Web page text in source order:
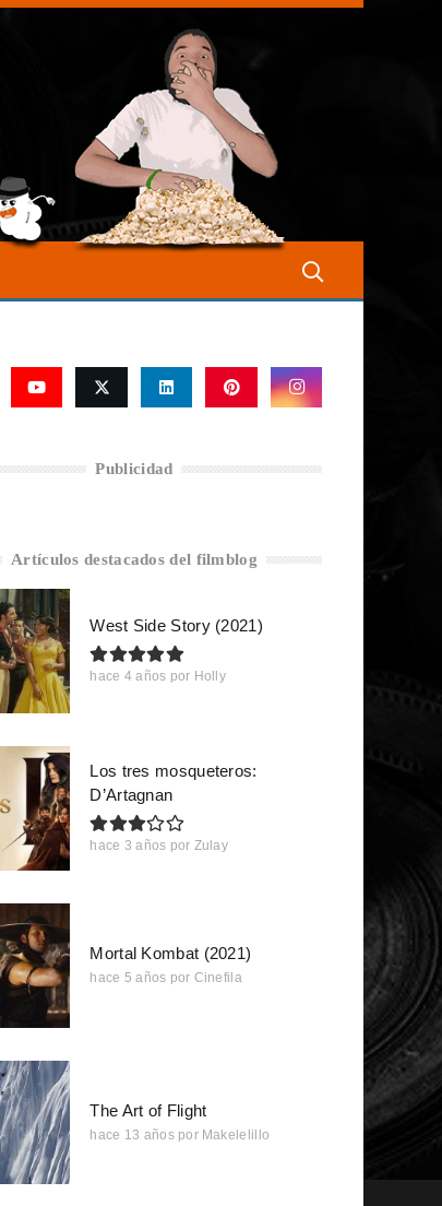
Publicidad
Artículos destacados del filmblog
West Side Story (2021)
hace 4 años por Holly
Los tres mosqueteros:
D’Artagnan
hace 3 años por Zulay
Mortal Kombat (2021)
hace 5 años por Cinefila
The Art of Flight
hace 13 años por Makelelillo